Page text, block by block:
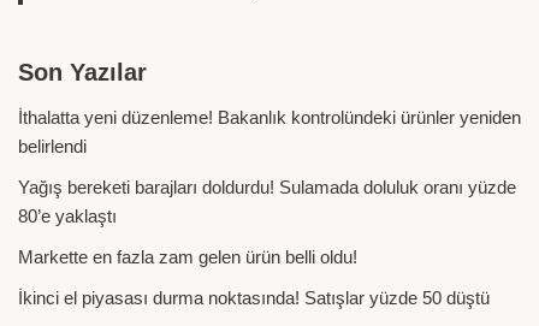
Son Yazılar
İthalatta yeni düzenleme! Bakanlık kontrolündeki ürünler yeniden
belirlendi
Yağış bereketi barajları doldurdu! Sulamada doluluk oranı yüzde
80’e yaklaştı
Markette en fazla zam gelen ürün belli oldu!
İkinci el piyasası durma noktasında! Satışlar yüzde 50 düştü